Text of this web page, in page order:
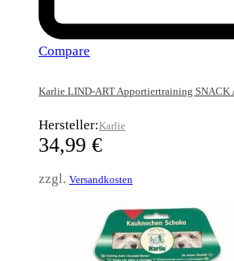
Compare
Karlie LIND-ART Apportiertraining SNACK
Hersteller:Karlie
34,99 €
zzgl. Versandkosten